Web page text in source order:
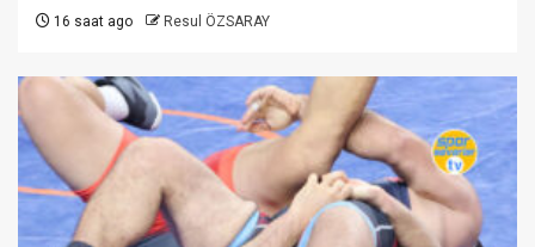
16 saat ago Resul ÖZSARAY